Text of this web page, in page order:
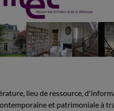
lieu de ressource,
et patrimoniale à